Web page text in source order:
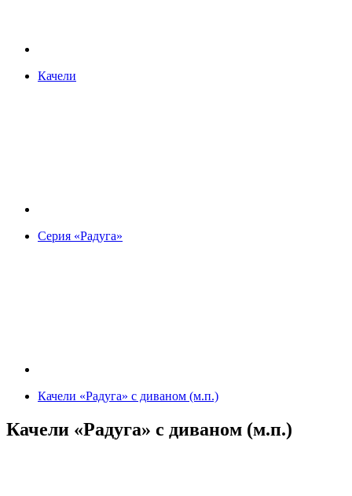
Качели
Серия «Радуга»
Качели «Радуга» с диваном (м.п.)
Качели «Радуга» с диваном (м.п.)